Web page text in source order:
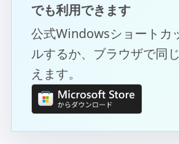
でも利用できます
公式Windowsショートカ
ルするか、ブラウザで同
えます。